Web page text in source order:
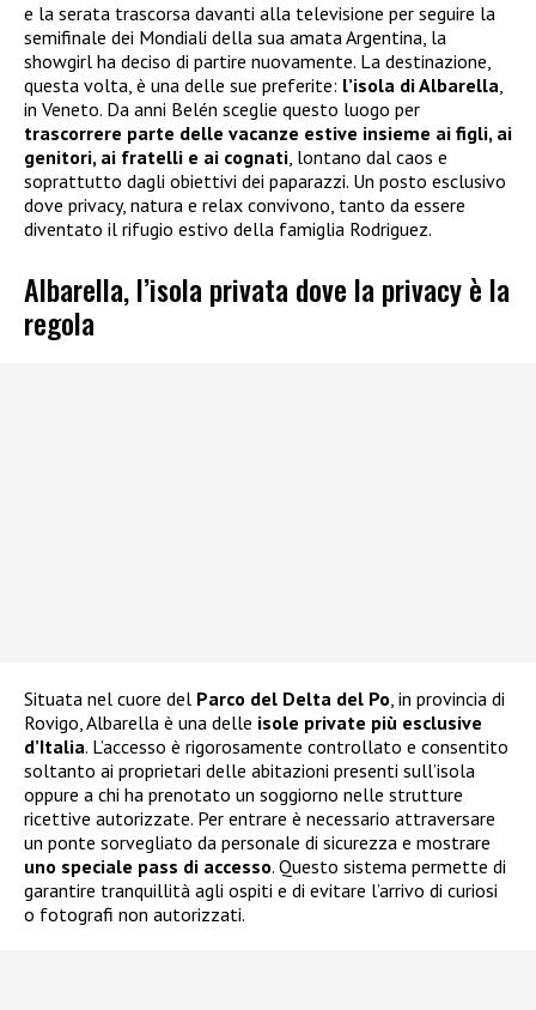
e la serata trascorsa davanti alla televisione per seguire la
semifinale dei Mondiali della sua amata Argentina, la
showgirl ha deciso di partire nuovamente. La destinazione,
questa volta, è una delle sue preferite: l’isola di Albarella
in Veneto. Da anni Belén sceglie questo luogo per
trascorrere parte delle vacanze estive insieme ai figli, ai
genitori, ai fratelli e ai cognati , lontano dal caos e
soprattutto dagli obiettivi dei paparazzi. Un posto esclusivo
dove privacy, natura e relax convivono, tanto da essere
diventato il rifugio estivo della famiglia Rodriguez.
Albarella, l’isola privata dove la privacy è la
regola
Situata nel cuore del Parco del Delta del Po, in provincia di
Rovigo, Albarella è una delle isole private più esclusive
d’Italia. L’accesso è rigorosamente controllato e consentito
soltanto ai proprietari delle abitazioni presenti sull’isola
oppure a chi ha prenotato un soggiorno nelle strutture
ricettive autorizzate. Per entrare è necessario attraversare
un ponte sorvegliato da personale di sicurezza e mostrare
uno speciale pass di accesso. Questo sistema permette di
garantire tranquillità agli ospiti e di evitare l’arrivo di curiosi
o fotografi non autorizzati.